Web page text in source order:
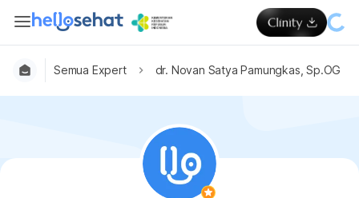
Semua Expert dr. Novan Satya Pamungkas, Sp.OG